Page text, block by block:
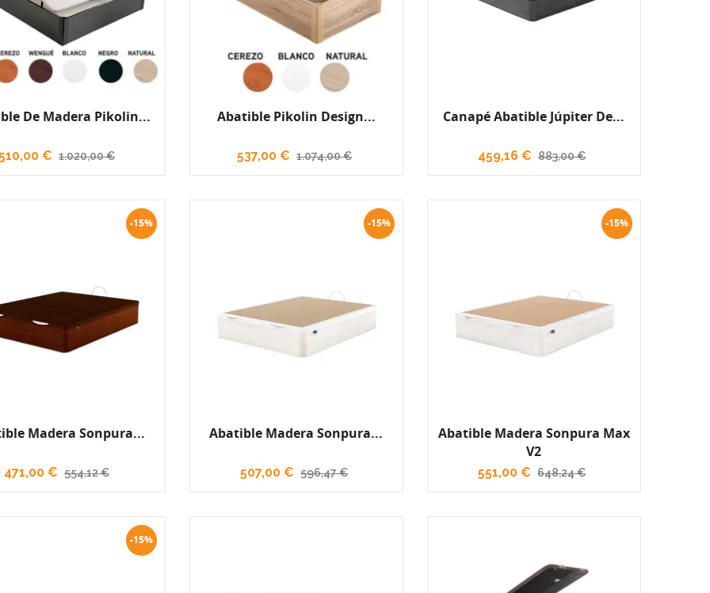
De Madera Pikolin...
€ 1.020,00 €
Abatible Pikolin Design...
537,00 € 1.074,00 €
Canapé Abatible Júpiter De...
459,16 € 883,00 €
-15%
Madera Sonpura...
471,00 € 554,12 €
-15%
Abatible Madera Sonpura...
507,00 € 596,47 €
-15%
Abatible Madera Sonpura Max
V2
551,00 € 648,24 €
-15%